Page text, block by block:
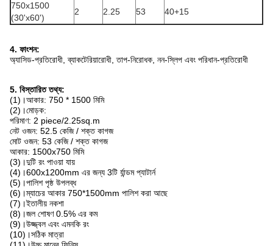
750x1500
(30'x60')
2 2.25 53 40+15
4. ফাংশন:
অ্যাসিড-প্রতিরোধী, ব্যাকটেরিয়ারোধী, তাপ-নিরোধক, নন-স্লিপ এবং পরিধান-প্রতিরোধী
5. বিস্তারিত তথ্য:
(1)।আকার: 750 * 1500 মিমি
(2)।মোড়ক:
পরিমাণ: 2 piece/2.25sq.m
নেট ওজন: 52.5 কেজি / শক্ত কাগজ
মোট ওজন: 53 কেজি / শক্ত কাগজ
আকার: 1500x750 মিমি
(3)।দুটি রং পাওয়া যায়
(4)।600x1200mm এর জন্য 3টি র্যান্ডম প্যাটার্ন
(5)।পালিশ পৃষ্ঠ উপলব্ধ
(6)।ম্যাচের আকার 750*1500mm পালিশ করা আছে
(7)।ইতালীয় নকশা
(8)।জল শোষণ 0.5% এর কম
(9)।উজ্জ্বল এবং এমনকি রং
(10)।সঠিক মাত্রা